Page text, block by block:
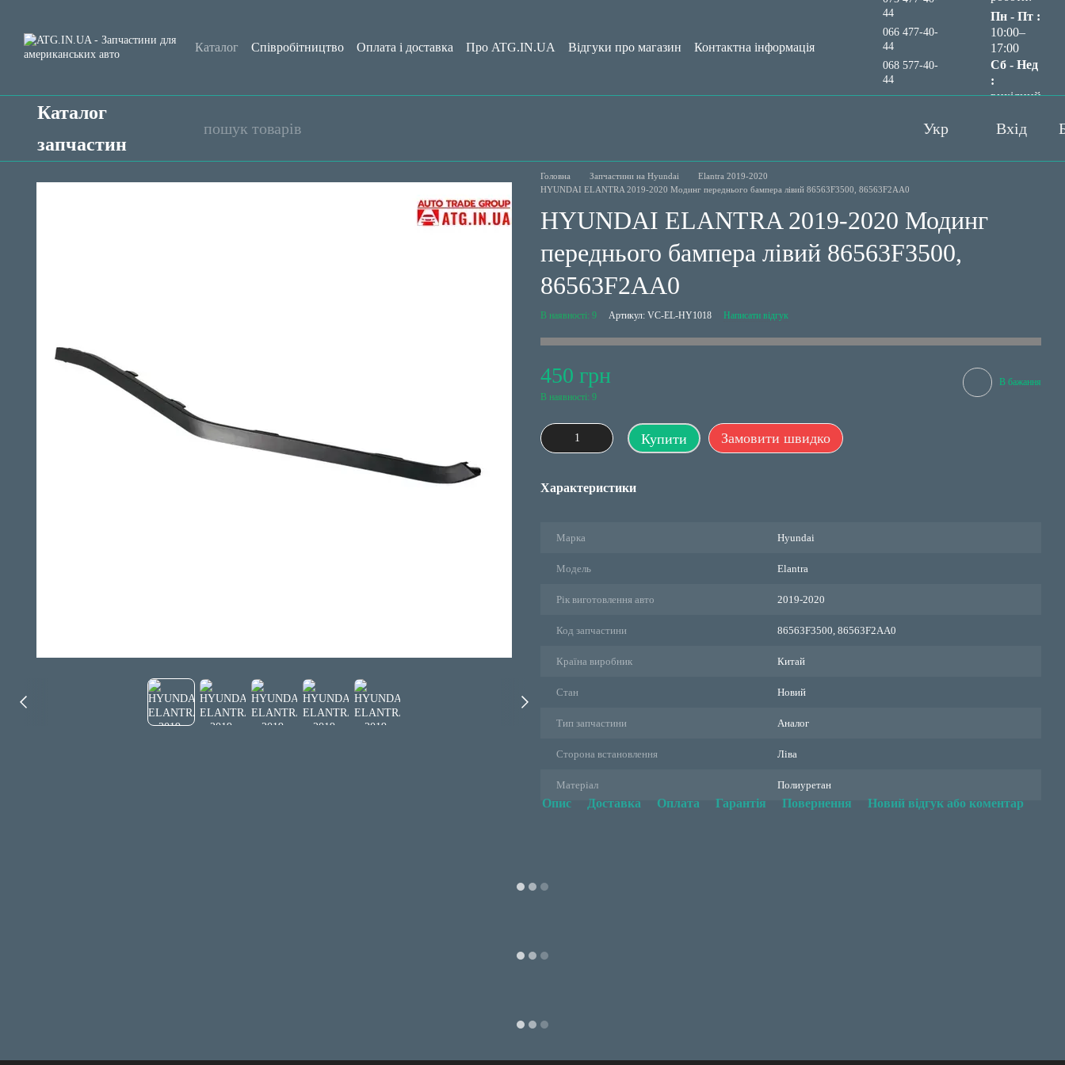
Каталог Співробітництво Оплата і доставка Про ATG.IN.UA Відгуки про магазин
Контактна інформація
44
066 477-40-
44
068 577-40-
44
Передзвонити вам?
Пн - Пт :
10:00–
17:00
Сб - Нед
:
вихідний
Каталог
запчастин
Укр Вхід
Головна Запчастини на Hyundai
Elantra 2019-2020
HYUNDAI ELANTRA 2019-2020 Модинг переднього бампера лівий 86563F3500, 86563F2AA0
HYUNDAI ELANTRA 2019-2020 Модинг
переднього бампера лівий 86563F3500,
86563F2AA0
В наявності: 9 Артикул: VC-EL-HY1018 Написати відгук
450 грн
В наявності: 9
В бажання
Купити Замовити швидко
Характеристики
Марка Hyundai
Модель Elantra
Рік виготовлення авто 2019-2020
Код запчастини 86563F3500, 86563F2AA0
Країна виробник Китай
Стан Новий
Тип запчастини Аналог
Сторона встановлення Ліва
Матеріал Полиуретан
Опис Доставка Оплата Гарантія Повернення Новий відгук або коментар